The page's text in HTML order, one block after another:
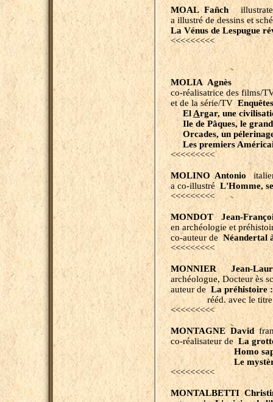
MOAL Fañch
a illustré de dessins et
La Vénus de Lespugue
<<<<<<<<<
MOLIA Agnès
co-réalisatrice des films/
et de la série/TV
El Argar, une
Ile de Pâques, le
Orcades, un
Les premiers
<<<<<<<<<
MOLINO Antonio
a co-illustréL'Homme,
<<<<<<<<<
MONDOT Jean-
en archéologie et
co-auteur de Néandertal
<<<<<<<<<
MONNIER Jean-
archéologue, Docteur ès
auteur de La préhistoire
rééd. avec le
<<<<<<<<<
MONTAGNE David
co-réalisateur de La
Homo
Le
<<<<<<<<<
MONTALBETTI